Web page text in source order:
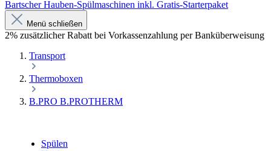
Bartscher Hauben-Spülmaschinen inkl. Gratis-Starterpaket
Menü schließen
2% zusätzlicher Rabatt bei Vorkassenzahlung per Banküberweisung
Transport
Thermoboxen
B.PRO B.PROTHERM
Spülen